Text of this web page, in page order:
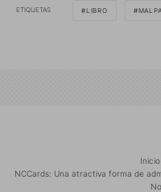
ETIQUETAS LIBRO
Inicio
NCCards: Una atractiva forma de